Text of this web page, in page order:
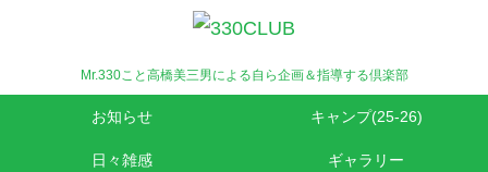
Mr.330こと高橋美三男による自ら企画＆指導する倶楽部
お知らせ キャンプ(25-26)
日々雑感 ギャラリー